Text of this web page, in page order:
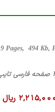
Pages, 494 Kb,
ریال